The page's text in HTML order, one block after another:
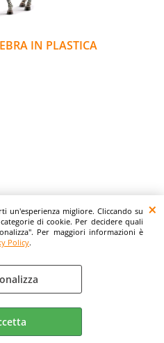
un'esperienza migliore. Cliccando su
di cookie. Per decidere quali
Per maggiori informazioni è
Policy.
IN PLASTICA
africana e appartengono alla
ha un modello di mantello
[...]